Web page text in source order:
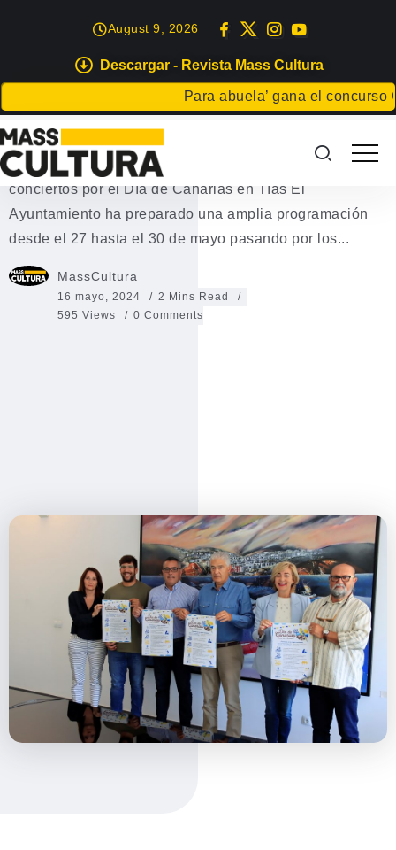
Descargar - Revista Mass Cultura
Para abuela’ gana el concurso
August 9, 2026
EVENTOS
Día de Canarias en Tías
Parrandas, talleres, actividades tradicionales y
conciertos por el Día de Canarias en Tías El
Ayuntamiento ha preparado una amplia programación
desde el 27 hasta el 30 de mayo pasando por los...
MassCultura
16 mayo, 2024
2 Mins Read
595 Views
0 Comments